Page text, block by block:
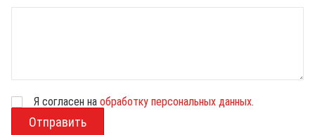
Я согласен на обработку персональных данных.